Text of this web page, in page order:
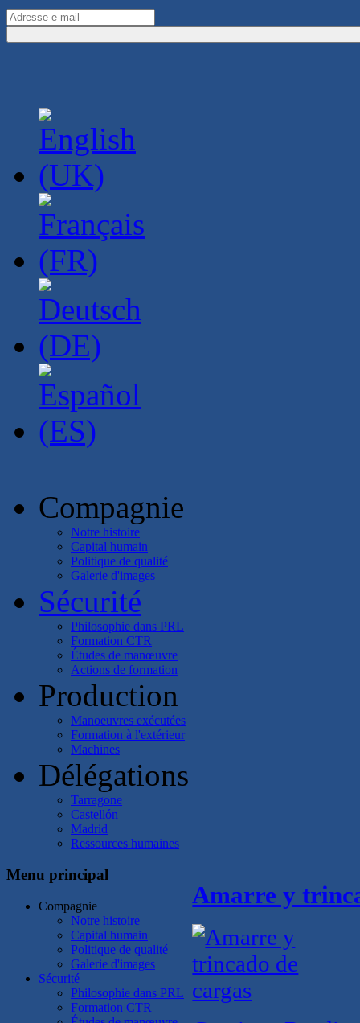
Compagnie
Notre histoire
Capital humain
Politique de qualité
Galerie d'images
Sécurité
Philosophie dans PRL
Formation CTR
Études de manœuvre
Actions de formation
Production
Manoeuvres exécutées
Formation à l'extérieur
Machines
Délégations
Tarragone
Castellón
Madrid
Ressources humaines
Amarre y
Menu principal
Compagnie
Notre histoire
Capital humain
Politique de qualité
Galerie d'images
Sécurité
Philosophie dans PRL
Formation CTR